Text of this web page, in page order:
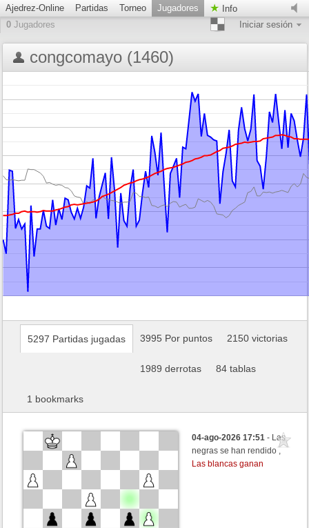
Ajedrez-Online Partidas Torneo Jugadores
Info
0 Jugadores Iniciar sesión
congcomayo (1460)
5297 Partidas jugadas 3995 Por puntos 2150 victorias
1989 derrotas 84 tablas
1 bookmarks
04-ago-2026 17:51- Las
negras se han rendido ,
Las blancas ganan